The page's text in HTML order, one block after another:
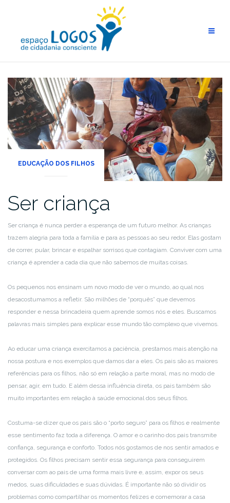
EDUCAÇÃO DOS FILHOS
Ser criança
Ser criança é nunca perder a esperança de um futuro melhor. As crianças
trazem alegria para toda a família e para as pessoas ao seu redor. Elas gostam
de correr, pular, brincar e espalhar sorrisos que contagiam. Conviver com uma
criança é aprender a cada dia que não sabemos de muitas coisas.
Os pequenos nos ensinam um novo modo de ver o mundo, ao qual nos
desacostumamos a refletir. São milhões de “porquês” que devemos
responder e nessa brincadeira quem aprende somos nós e eles. Buscamos
palavras mais simples para explicar esse mundo tão complexo que vivemos.
Ao educar uma criança exercitamos a paciência, prestamos mais atenção na
nossa postura e nos exemplos que damos dar a eles. Os pais são as maiores
referências para os filhos, não só em relação a parte moral, mas no modo de
pensar, agir, em tudo. E além dessa influência direta, os pais também são
muito importantes em relação à saúde emocional dos seus filhos.
Costuma-se dizer que os pais são o “porto seguro” para os filhos e realmente
esse sentimento faz toda a diferença. O amor e o carinho dos pais transmite
confiança, segurança e conforto. Todos nós gostamos de nos sentir amados e
protegidos. Os filhos precisam sentir essa segurança para conseguirem
conversar com ao pais de uma forma mais livre e, assim, expor os seus
medos, suas dificuldades e suas dúvidas. É importante não só dividir os
problemas como compartilhar os momentos felizes e comemorar a casa